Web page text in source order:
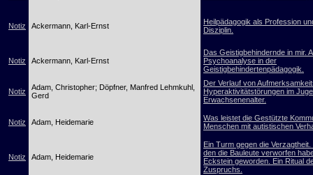
Notiz Ackermann, Karl-Ernst
Heilpädagogik als Profession
Disziplin.
Notiz Ackermann, Karl-Ernst
Das Geistigbehindernde in mir.
Psychoanalyse in der
Geistigbehindertenpädagogik.
Notiz
Adam, Christopher; Döpfner, Manfred Lehmkuhl,
Gerd
Der Verlauf von
Hyperaktivitätstörungen im
Erwachsenenalter.
Notiz Adam, Heidemarie
Was leistet die Gestützte
Menschen mit autistischen
Notiz Adam, Heidemarie
Ein Turm gegen die
den die Bauleute verworfen
Eckstein geworden. Ein Ritual
Zuspruchs.